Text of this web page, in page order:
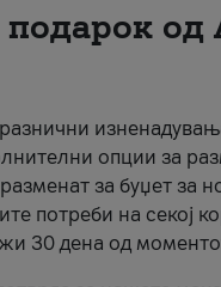
од
опции за
за буџет за
потреби на секој
30 дена од